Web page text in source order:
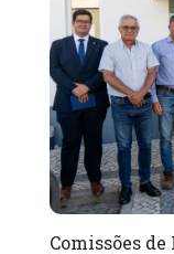
Comissões de